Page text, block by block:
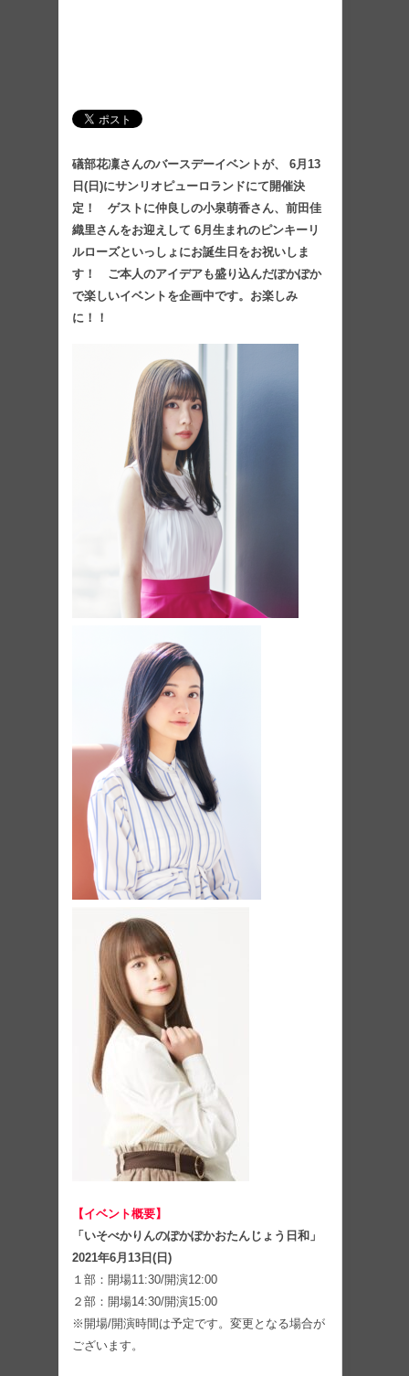
礒部花凜さんのバースデーイベントが、 6月13
日(日)にサンリオピューロランドにて開催決
定！ ゲストに仲良しの小泉萌香さん、前田佳
織里さんをお迎えして 6月生まれのピンキーリ
ルローズといっしょにお誕生日をお祝いしま
す！ ご本人のアイデアも盛り込んだぽかぽか
で楽しいイベントを企画中です。お楽しみ
に！！
【イベント概要】
「いそべかりんのぽかぽかおたんじょう日和」
2021年6月13日(日)
１部：開場11:30/開演12:00
２部：開場14:30/開演15:00
※開場/開演時間は予定です。変更となる場合が
ございます。